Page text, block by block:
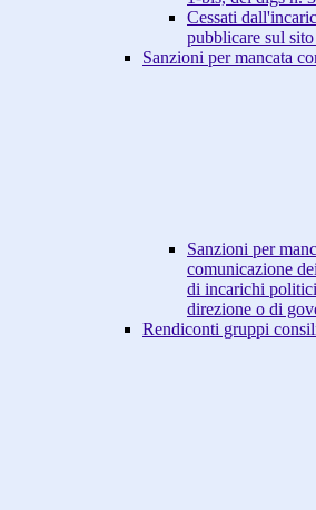
Cessati
pubblicare sul
Sanzioni per mancata
Sanzioni per
comunicazione
di incarichi
direzione o di
Rendiconti gruppi